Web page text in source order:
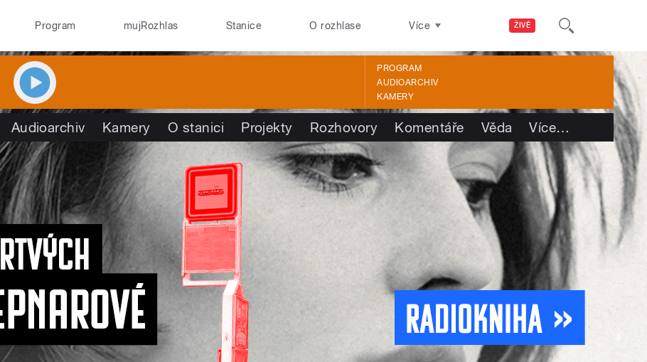
ŽIVĚ
Program mujRozhlas Stanice O rozhlase Více
PROGRAM
AUDIOARCHIV
KAMERY
Audioarchiv Kamery O stanici Projekty Rozhovory Komentáře Věda Více…